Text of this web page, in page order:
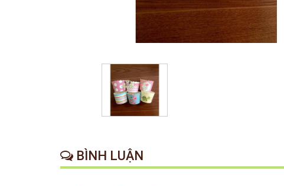
BÌNH LUẬN